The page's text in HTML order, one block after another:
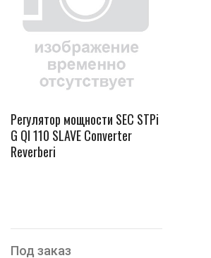
Регулятор мощности SEC STPi
G QI 110 SLAVE Converter
Reverberi
Под заказ